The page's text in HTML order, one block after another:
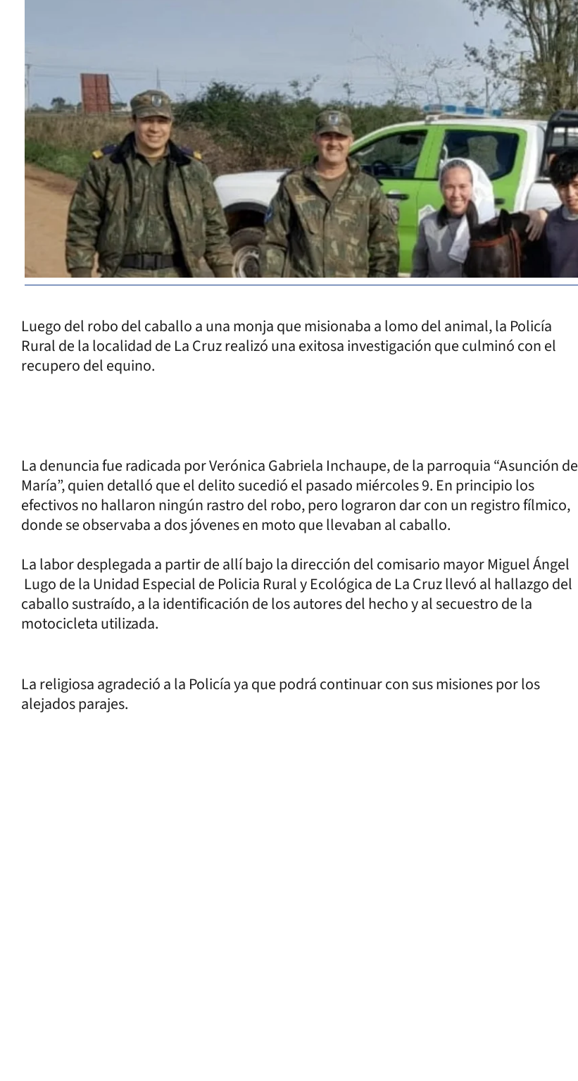
Luego del robo del caballo a una monja que misionaba a lomo del animal, la Policía
Rural de la localidad de La Cruz realizó una exitosa investigación que culminó con el
recupero del equino.
La denuncia fue radicada por Verónica Gabriela Inchaupe, de la parroquia “Asunción de
María”, quien detalló que el delito sucedió el pasado miércoles 9. En principio los
efectivos no hallaron ningún rastro del robo, pero lograron dar con un registro fílmico,
donde se observaba a dos jóvenes en moto que llevaban al caballo.
La labor desplegada a partir de allí bajo la dirección del comisario mayor Miguel Ángel
Lugo de la Unidad Especial de Policia Rural y Ecológica de La Cruz llevó al hallazgo del
caballo sustraído, a la identificación de los autores del hecho y al secuestro de la
motocicleta utilizada.
La religiosa agradeció a la Policía ya que podrá continuar con sus misiones por los
alejados parajes.